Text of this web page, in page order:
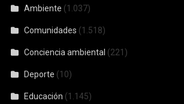
Ambiente (1.037)
Comunidades (1.518)
Conciencia ambiental (221)
Deporte (10)
Educación (1.145)